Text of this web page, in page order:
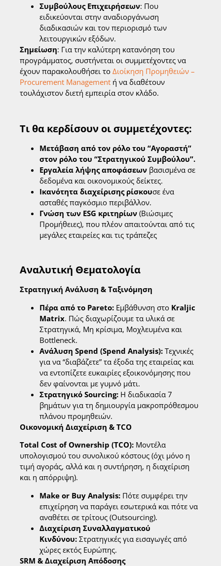
Συμβούλους Επιχειρήσεων: Που
ειδικεύονται στην αναδιοργάνωση
διαδικασιών και τον περιορισμό των
λειτουργικών εξόδων.
Σημείωση: Για την καλύτερη κατανόηση του
προγράμματος, συστήνεται οι συμμετέχοντες να
έχουν παρακολουθήσει το Διοίκηση Προμηθειών –
Procurement Management ή να διαθέτουν
τουλάχιστον διετή εμπειρία στον κλάδο.
Τι θα κερδίσουν οι συμμετέχοντες:
Μετάβαση από τον ρόλο του “Αγοραστή”
στον ρόλο του “Στρατηγικού Συμβούλου”.
Εργαλεία λήψης αποφάσεων βασισμένα σε
δεδομένα και οικονομικούς δείκτες.
Ικανότητα διαχείρισης ρίσκουσε ένα
ασταθές παγκόσμιο περιβάλλον.
Γνώση των ESG κριτηρίων (Βιώσιμες
Προμήθειες), που πλέον απαιτούνται από τις
μεγάλες εταιρείες και τις τράπεζες
Αναλυτική Θεματολογία
Στρατηγική Ανάλυση & Ταξινόμηση
Πέρα από το Pareto: Εμβάθυνση στο Kraljic
Matrix. Πώς διαχωρίζουμε τα υλικά σε
Στρατηγικά, Μη κρίσιμα, Μοχλευμένα και
Bottleneck.
Ανάλυση Spend (Spend Analysis): Τεχνικές
για να “διαβάζετε” τα έξοδα της εταιρείας και
να εντοπίζετε ευκαιρίες εξοικονόμησης που
δεν φαίνονται με γυμνό μάτι.
Στρατηγικό Sourcing: Η διαδικασία 7
βημάτων για τη δημιουργία μακροπρόθεσμου
πλάνου προμηθειών.
Οικονομική Διαχείριση & TCO
Total Cost of Ownership (TCO): Μοντέλα
υπολογισμού του συνολικού κόστους (όχι μόνο η
τιμή αγοράς, αλλά και η συντήρηση, η διαχείριση
και η απόρριψη).
Make or Buy Analysis: Πότε συμφέρει την
επιχείρηση να παράγει εσωτερικά και πότε να
αναθέτει σε τρίτους (Outsourcing).
Διαχείριση Συναλλαγματικού
Κινδύνου: Στρατηγικές για εισαγωγές από
χώρες εκτός Ευρώπης.
SRM & Διαχείριση Απόδοσης